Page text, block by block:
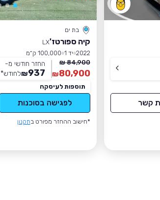
קשר
בת ים
קיה ספורטז'LX
2022 יד 1
100,000 ק״מ
84,900 ₪
80,900
₪
החזר חודשי מ-
937
₪לחודש*
תוספות לעיסקה
לפגישה בסוכנות
*חישוב ההחזר מפורט בתקנון